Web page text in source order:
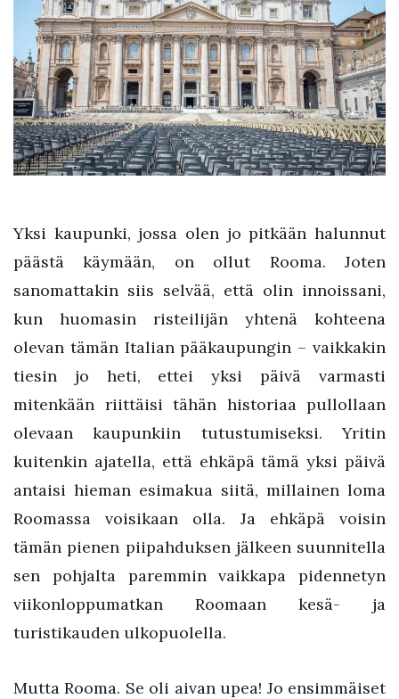
Yksi kaupunki, jossa olen jo pitkään halunnut
päästä käymään, on ollut Rooma. Joten
sanomattakin siis selvää, että olin innoissani,
kun huomasin risteilijän yhtenä kohteena
olevan tämän Italian pääkaupungin – vaikkakin
tiesin jo heti, ettei yksi päivä varmasti
mitenkään riittäisi tähän historiaa pullollaan
olevaan kaupunkiin tutustumiseksi. Yritin
kuitenkin ajatella, että ehkäpä tämä yksi päivä
antaisi hieman esimakua siitä, millainen loma
Roomassa voisikaan olla. Ja ehkäpä voisin
tämän pienen piipahduksen jälkeen suunnitella
sen pohjalta paremmin vaikkapa pidennetyn
viikonloppumatkan Roomaan kesä- ja
turistikauden ulkopuolella.
Mutta Rooma. Se oli aivan upea! Jo ensimmäiset